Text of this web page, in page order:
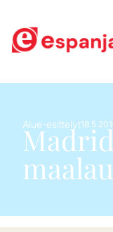
Alue-esittelyt